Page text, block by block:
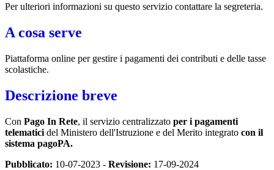
Per ulteriori informazioni su questo servizio contattare la segreteria.
A cosa serve
Piattaforma online per gestire i pagamenti dei contributi e delle tasse
scolastiche.
Descrizione breve
Con Pago In Rete, il servizio centralizzato per i pagamenti
telematici del Ministero dell'Istruzione e del Merito integrato con il
sistema pagoPA.
Pubblicato: 10-07-2023 - Revisione: 17-09-2024